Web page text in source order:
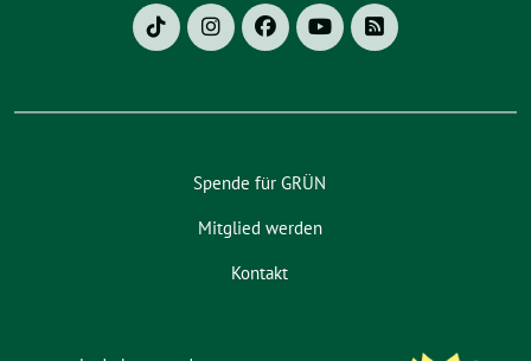
Spende für GRÜN
Mitglied werden
Kontakt